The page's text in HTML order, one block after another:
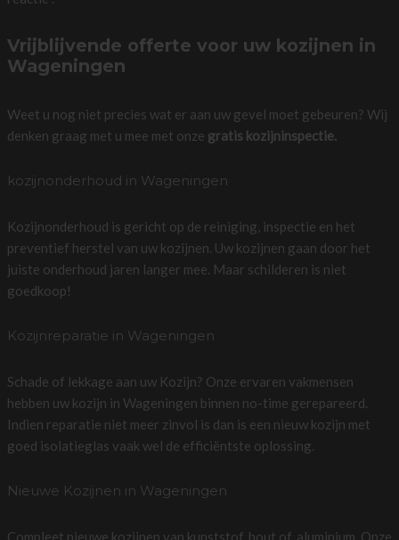
Vrijblijvende offerte voor uw kozijnen in
Wageningen
Weet u nog niet precies wat er aan uw gevel moet gebeuren? Wij
denken graag met u mee met onze gratis kozijninspectie.
kozijnonderhoud in Wageningen
Kozijnonderhoud is gericht op de reiniging, inspectie en het
preventief herstel van uw kozijnen. Uw kozijnen gaan door het
juiste onderhoud jaren langer mee. Maar schilderen is niet
goedkoop!
Kozijnreparatie in Wageningen
Schade of lekkage aan uw Kozijn? Onze ervaren vakmensen
hebben uw kozijn in Wageningen binnen no-time gerepareerd.
Indien reparatie niet meer zinvol is dan is een nieuw kozijn met
goed isolatieglas vaak wel de efficiëntste oplossing.
Nieuwe Kozijnen in Wageningen
Compleet nieuwe kozijnen van kunststof, hout of, aluminium. Onze